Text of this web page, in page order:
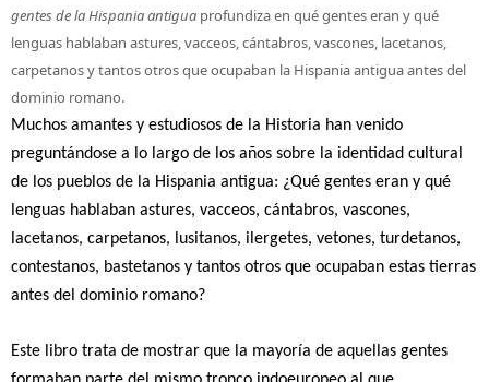
gentes de la Hispania antigua profundiza en qué gentes eran y qué
lenguas hablaban astures, vacceos, cántabros, vascones, lacetanos,
carpetanos y tantos otros que ocupaban la Hispania antigua antes del
dominio romano.
Muchos amantes y estudiosos de la Historia han venido
preguntándose a lo largo de los años sobre la identidad cultural
de los pueblos de la Hispania antigua: ¿Qué gentes eran y qué
lenguas hablaban astures, vacceos, cántabros, vascones,
lacetanos, carpetanos, lusitanos, ilergetes, vetones, turdetanos,
contestanos, bastetanos y tantos otros que ocupaban estas tierras
antes del dominio romano?
Este libro trata de mostrar que la mayoría de aquellas gentes